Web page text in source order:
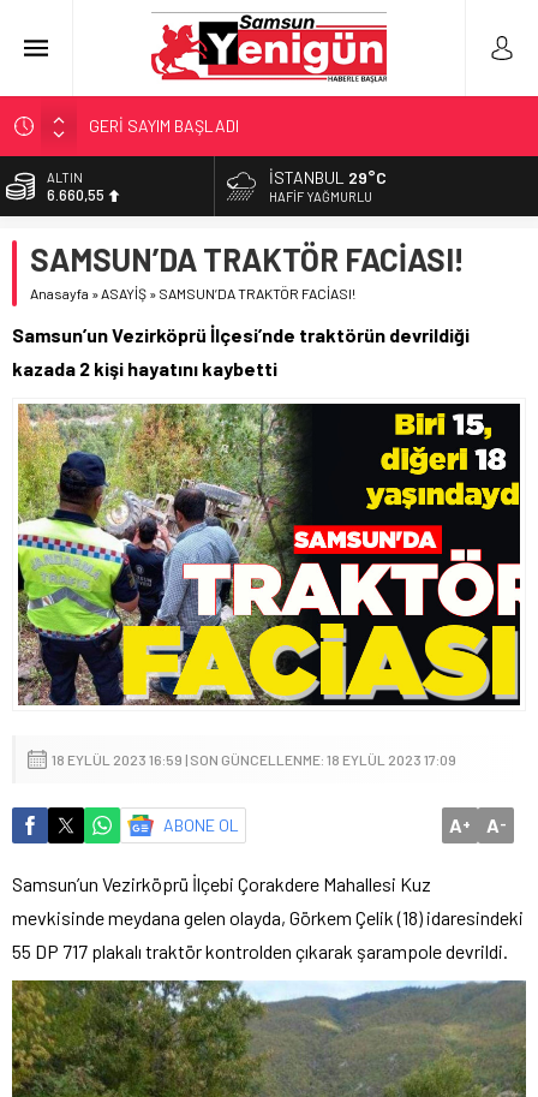
GERİ SAYIM BAŞLADI
SAMSUNSPOR’DA HEDEF 5’İNCİLİK!
‘BAFRA’YA YATIRIM YAPIN!’
YÖNETİCİ SEÇERKEN YAPILAN EN BÜYÜK HATALAR
ALTIN
6.660,55
13.779,39
DOLAR
55,1881
İSTANBUL 29°C
HAFIF YAĞMURLU
SAMSUN’DA TRAKTÖR FACİASI!
Anasayfa »ASAYİŞ » SAMSUN’DA TRAKTÖR FACİASI!
Samsun’un Vezirköprü İlçesi’nde traktörün devrildiği
kazada 2 kişi hayatını kaybetti
18 EYLÜL 2023 16:59 | SON GÜNCELLENME: 18 EYLÜL 2023 17:09
ABONE OL A+ A-
Samsun’un Vezirköprü İlçebi Çorakdere Mahallesi Kuz
mevkisinde meydana gelen olayda, Görkem Çelik (18) idaresindeki
55 DP 717 plakalı traktör kontrolden çıkarak şarampole devrildi.